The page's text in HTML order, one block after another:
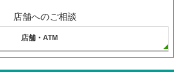
店舗へのご相談
店舗・ATM